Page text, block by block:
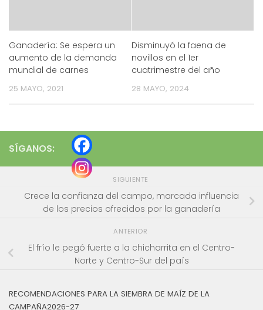
Ganadería: Se espera un
aumento de la demanda
mundial de carnes
25 MAYO, 2021
Disminuyó la faena de
novillos en el 1er
cuatrimestre del año
28 MAYO, 2024
SÍGANOS:
SIGUIENTE
Crece la confianza del campo, marcada influencia
de los precios ofrecidos por la ganadería
ANTERIOR
El frío le pegó fuerte a la chicharrita en el Centro-
Norte y Centro-Sur del país
RECOMENDACIONES PARA LA SIEMBRA DE MAÍZ DE LA
CAMPAÑA2026-27